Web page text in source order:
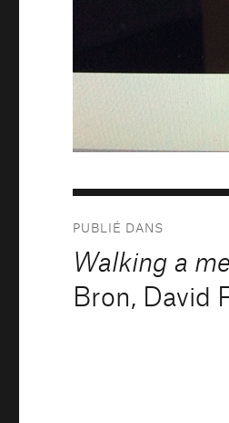
de
l’article
PUBLIÉ DANS
Walking a
Bron, David